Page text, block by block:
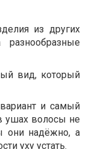
из других
вид, который
и самый
ушах волосы не
они надёжно, а
уху устать.